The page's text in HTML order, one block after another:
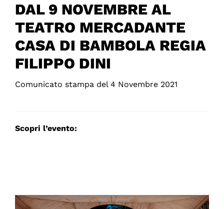
DAL 9 NOVEMBRE AL
TEATRO MERCADANTE
CASA DI BAMBOLA REGIA
FILIPPO DINI
Comunicato stampa del 4 Novembre 2021
Scopri l’evento: